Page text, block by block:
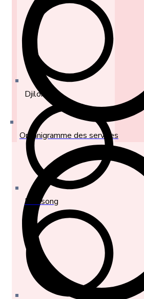
Organigramme des services
Djilor
Diossong